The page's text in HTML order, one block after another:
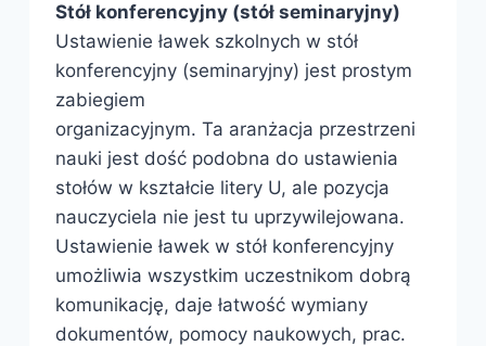
Stół konferencyjny (stół seminaryjny)
Ustawienie ławek szkolnych w stół
konferencyjny (seminaryjny) jest prostym
zabiegiem
organizacyjnym. Ta aranżacja przestrzeni
nauki jest dość podobna do ustawienia
stołów w kształcie litery U, ale pozycja
nauczyciela nie jest tu uprzywilejowana.
Ustawienie ławek w stół konferencyjny
umożliwia wszystkim uczestnikom dobrą
komunikację, daje łatwość wymiany
dokumentów, pomocy naukowych, prac.